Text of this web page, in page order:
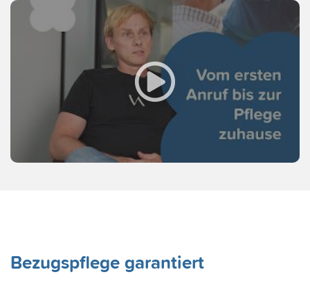
Bezugspflege garantiert